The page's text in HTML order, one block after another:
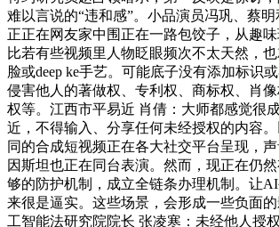
难以言说的“违和感”。小品演员冯巩、蔡明
正正在网友家中围正在一路包饺子，从趣味
比若有些视频里人物眨眼频次不太天然，
脸或deep ke手艺。可能底子没有添加标识
侵害他人的著做权、专利权、商标权、肖
权等。江西市平易近 肖倩：大师都感觉很
近，不得输入、分享任何未经授权的内容
同的合成短视频正在各大社交平台呈现，
因斯坦也正在同台表演。然而，现正在仍
够的防护机制，成立全链条办理机制。让
来很是逼实。这些场景，会形成一些负面
工智能法研究院院长 张凌寒：未经他人授